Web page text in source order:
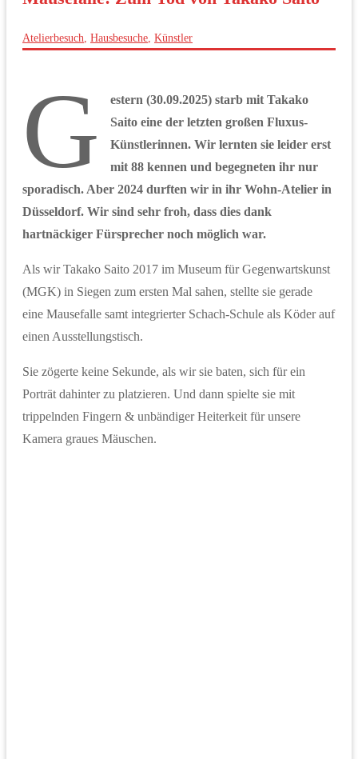
Atelierbesuch, Hausbesuche, Künstler
G
estern (30.09.2025) starb mit Takako
Saito eine der letzten großen Fluxus-
Künstlerinnen. Wir lernten sie leider erst
mit 88 kennen und begegneten ihr nur
sporadisch. Aber 2024 durften wir in ihr Wohn-Atelier in
Düsseldorf. Wir sind sehr froh, dass dies dank
hartnäckiger Fürsprecher noch möglich war.
Als wir Takako Saito 2017 im Museum für Gegenwartskunst
(MGK) in Siegen zum ersten Mal sahen, stellte sie gerade
eine Mausefalle samt integrierter Schach-Schule als Köder auf
einen Ausstellungstisch.
Sie zögerte keine Sekunde, als wir sie baten, sich für ein
Porträt dahinter zu platzieren. Und dann spielte sie mit
trippelnden Fingern & unbändiger Heiterkeit für unsere
Kamera graues Mäuschen.